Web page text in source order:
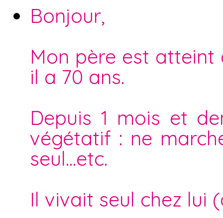
Bonjour,
Mon père est atteint
il a 70 ans.
Depuis 1 mois et
végétatif : ne
seul...etc.
Il vivait seul chez lui